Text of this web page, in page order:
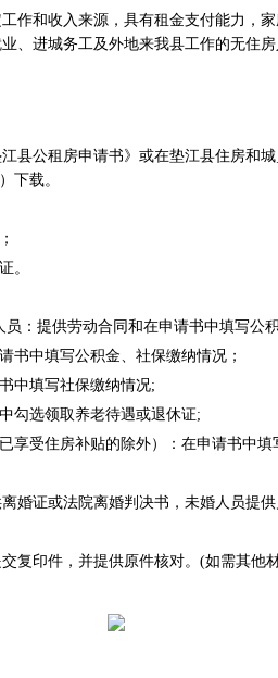
作和收入来源，具有租金支付能力，
、进城务工及外地来我县工作的无住
县公租房申请书》或在垫江县住房和城
下载。
。
：提供劳动合同和在申请书中填写公
书中填写公积金、社保缴纳情况；
中填写社保缴纳情况;
勾选领取养老待遇或退休证;
享受住房补贴的除外）：在申请书中填
婚证或法院离婚判决书，未婚人员提供
复印件，并提供原件核对。(如需其他